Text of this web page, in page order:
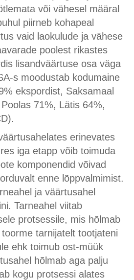
või vähesel määral
piirneb kohapeal
vaid laokulude ja vähese
poolest rikastes
lisandväärtuse osa väga
s moodustab kodumaine
ekspordist, Saksamaal
71%, Lätis 64%,
erinevates
iga etapp võib toimuda
komponendid võivad
enne lõppvalmimist.
ja väärtusahel
Tarneahel viitab
protsessile, mis hõlmab
tarnijatelt tootjateni
ehk toimub ost-müük
hõlmab aga palju
kogu protsessi alates